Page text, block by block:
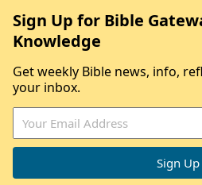
Sign Up for Bible
Knowledge
Get weekly Bible news, info,
your inbox.